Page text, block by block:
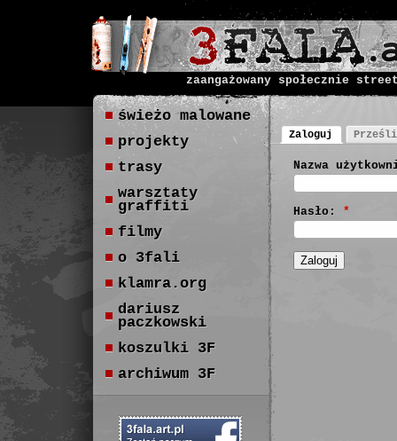
zaangażowany społecznie
Zaloguj
Nazwa
Hasło: *
świeżo malowane
projekty
trasy
warsztaty
graffiti
filmy
o 3fali
klamra.org
dariusz
paczkowski
koszulki 3F
archiwum 3F